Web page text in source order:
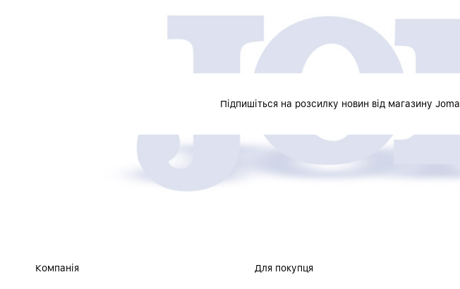
Підпишіться на розсилку новин від магазину Joma
Компанія Для покупця